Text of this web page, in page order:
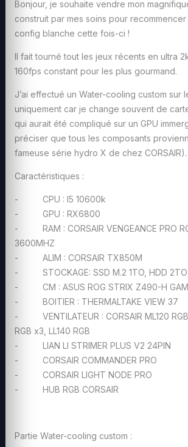
Bonjour, je souhaite vendre mon
construit par mes soins pour
config blanche cette fois-ci !
Il fait tourné tout les jeux récents en ultra
160fps constant pour les plus gourmand.
J’ai effectué un Water-cooling custom sur
uniquement car je change souvent de
qui aurait été compliqué sur un GPU
préciser que tous les composants
fameuse série hydro X de chez CORSAIR).
Caractéristiques :
- CPU : I5 10600k
- GPU : RX6800
- RAM : CORSAIR VENGEANCE PRO
3600MHZ
- ALIM : CORSAIR TX850M
- STOCKAGE: SSD M.2 1TO, HDD 2TO
- CM : ASUS ROG STRIX Z490-H
- BOITIER : THERMALTAKE VIEW 37
- VENTILATEUR : CORSAIR ML120 RGB
RGB x3, LL140 RGB
- LIAN LI STRIMER PLUS V2 24PIN
- CORSAIR COMMANDER PRO
- CORSAIR LIGHT NODE PRO
- HUB RGB CORSAIR
Partie Water-cooling custom :